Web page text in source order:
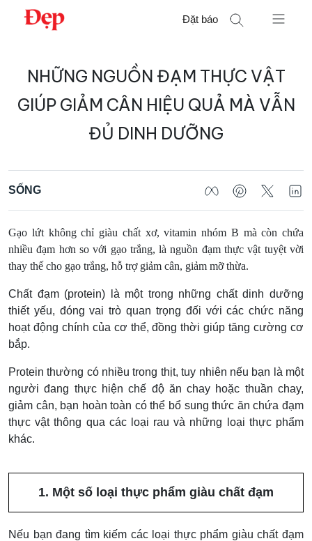
Chuyển
Đặt báo
kiếm
NHỮNG NGUỒN ĐẠM THỰC VẬT
GIÚP GIẢM CÂN HIỆU QUẢ MÀ VẪN
ĐỦ DINH DƯỠNG
SỐNG
Gạo lứt không chỉ giàu chất xơ, vitamin nhóm B mà còn chứa
nhiều đạm hơn so với gạo trắng, là nguồn đạm thực vật tuyệt vời
thay thế cho gạo trắng, hỗ trợ giảm cân, giảm mỡ thừa.
Chất đạm (protein) là một trong những chất dinh dưỡng
thiết yếu, đóng vai trò quan trọng đối với các chức năng
hoạt động chính của cơ thể, đồng thời giúp tăng cường cơ
bắp.
Protein thường có nhiều trong thịt, tuy nhiên nếu bạn là một
người đang thực hiện chế độ ăn chay hoặc thuần chay,
giảm cân, bạn hoàn toàn có thể bổ sung thức ăn chứa đạm
thực vật thông qua các loại rau và những loại thực phẩm
khác.
1. Một số loại thực phẩm giàu chất đạm
Nếu bạn đang tìm kiếm các loại thực phẩm giàu chất đạm